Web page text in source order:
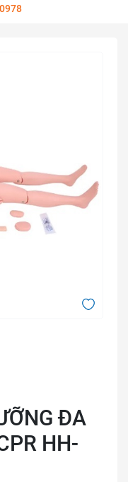
ĐA
HH-